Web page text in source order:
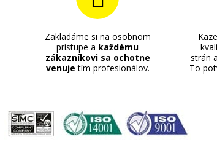
Zakladáme si na osobnom
prístupe a každému
zákazníkovi sa ochotne
venuje tím profesionálov.
strán
To